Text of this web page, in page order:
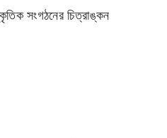
সংগঠনের চিত্রাঙ্কন